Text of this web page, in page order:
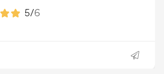
5/6